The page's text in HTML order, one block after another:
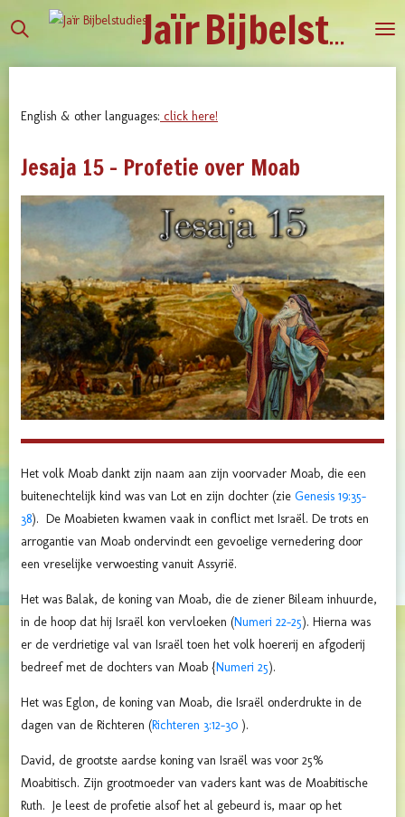
Ga
direct
naar
hoofdinhoud
JaïrBijbelstudies
English & other languages: click here!
Jesaja 15 - Profetie over Moab
Het volk Moab dankt zijn naam aan zijn voorvader Moab, die een
buitenechtelijk kind was van Lot en zijn dochter (zie Genesis 19:35-
38). De Moabieten kwamen vaak in conflict met Israël. De trots en
arrogantie van Moab ondervindt een gevoelige vernedering door
een vreselijke verwoesting vanuit Assyrië.
Het was Balak, de koning van Moab, die de ziener Bileam inhuurde,
in de hoop dat hij Israël kon vervloeken (Numeri 22-25). Hierna was
er de verdrietige val van Israël toen het volk hoererij en afgoderij
bedreef met de dochters van Moab {Numeri 25).
Het was Eglon, de koning van Moab, die Israël onderdrukte in de
dagen van de Richteren (Richteren 3:12-30 ).
David, de grootste aardse koning van Israël was voor 25%
Moabitisch. Zijn grootmoeder van vaders kant was de Moabitische
Ruth. Je leest de profetie alsof het al gebeurd is, maar op het